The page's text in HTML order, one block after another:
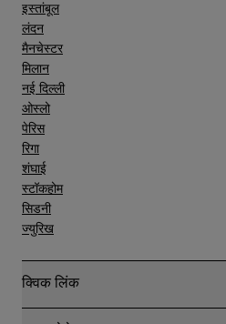
इस्तांबूल
लंदन
मैनचेस्टर
मिलान
नई दिल्ली
ओस्लो
पेरिस
रिगा
शंघाई
स्टॉकहोम
सिडनी
ज्युरिख
क्विक लिंक